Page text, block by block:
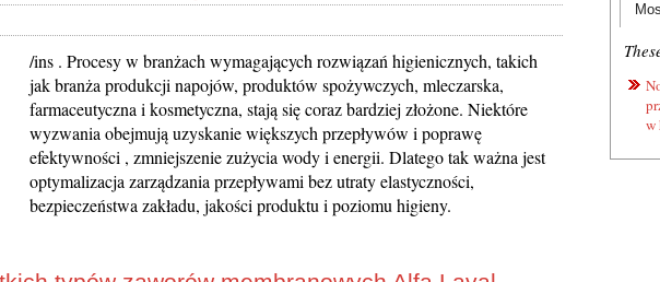
/ins . Procesy w branżach wymagających rozwiązań higienicznych, takich
jak branża produkcji napojów, produktów spożywczych, mleczarska,
farmaceutyczna i kosmetyczna, stają się coraz bardziej złożone. Niektóre
wyzwania obejmują uzyskanie większych przepływów i poprawę
efektywności , zmniejszenie zużycia wody i energii. Dlatego tak ważna jest
optymalizacja zarządzania przepływami bez utraty elastyczności,
bezpieczeństwa zakładu, jakości produktu i poziomu higieny.
w